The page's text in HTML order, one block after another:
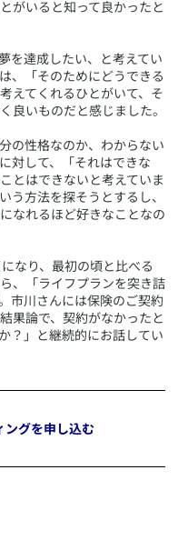
がいると知って良かったと
を達成したい、と考えてい
、「そのためにどうできる
えてくれるひとがいて、そ
良いものだと感じました。
の性格なのか、わからない
対して、「それはできな
とはできないと考えていま
う方法を探そうとするし、
なれるほど好きなことなの
なり、最初の頃と比べる
、「ライフプランを突き詰
市川さんには保険のご契約
果論で、契約がなかったと
？」と継続的にお話してい
ングを申し込む